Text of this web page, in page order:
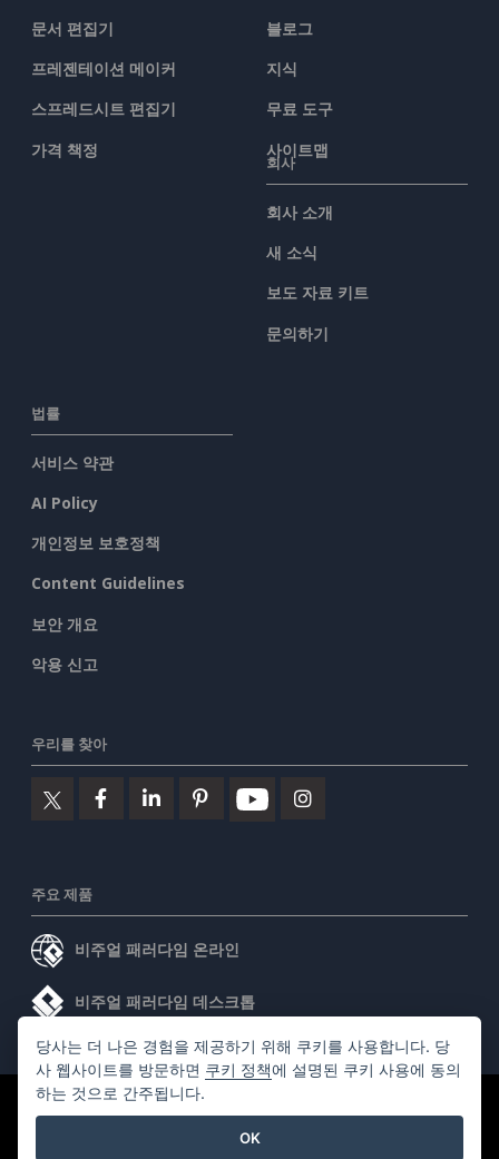
문서 편집기
프레젠테이션 메이커
스프레드시트 편집기
가격 책정
블로그
지식
무료 도구
사이트맵
회사
회사 소개
새 소식
보도 자료 키트
문의하기
법률
서비스 약관
AI Policy
개인정보 보호정책
Content Guidelines
보안 개요
악용 신고
우리를 찾아
주요 제품
비주얼 패러다임 온라인
비주얼 패러다임 데스크톱
당사는 더 나은 경험을 제공하기 위해 쿠키를 사용합니다. 당
사 웹사이트를 방문하면 쿠키 정책에 설명된 쿠키 사용에 동의
하는 것으로 간주됩니다.
OK